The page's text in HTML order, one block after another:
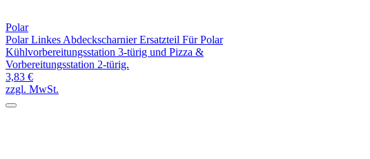
Polar
Polar Linkes Abdeckscharnier Ersatzteil Für Polar
Kühlvorbereitungsstation 3-türig und Pizza &
Vorbereitungsstation 2-türig.
3,83 €
zzgl. MwSt.